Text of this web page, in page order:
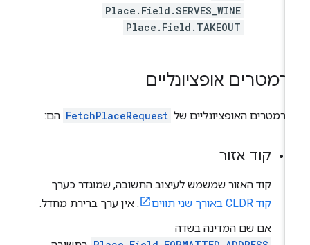
Place.Field.SERVES_WINE
Place.Field.TAKEOUT
אופציונליים
האופציונליים של FetchPlaceRequest הם:
קוד אזור
קוד האזור שמשמש לעיצוב התשובה, שמוגדר כערך
קוד CLDR באורך שני תווים
. אין ערך ברירת מחדל.
אם שם המדינה בשדה